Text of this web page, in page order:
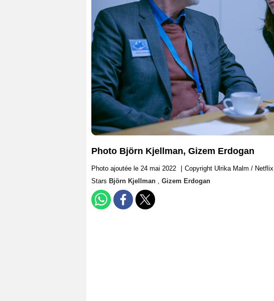
Photo Björn Kjellman, Gizem Erdogan
Photo ajoutée le 24 mai 2022
Copyright Ulrika Malm / Netflix
Stars Björn Kjellman , Gizem Erdogan